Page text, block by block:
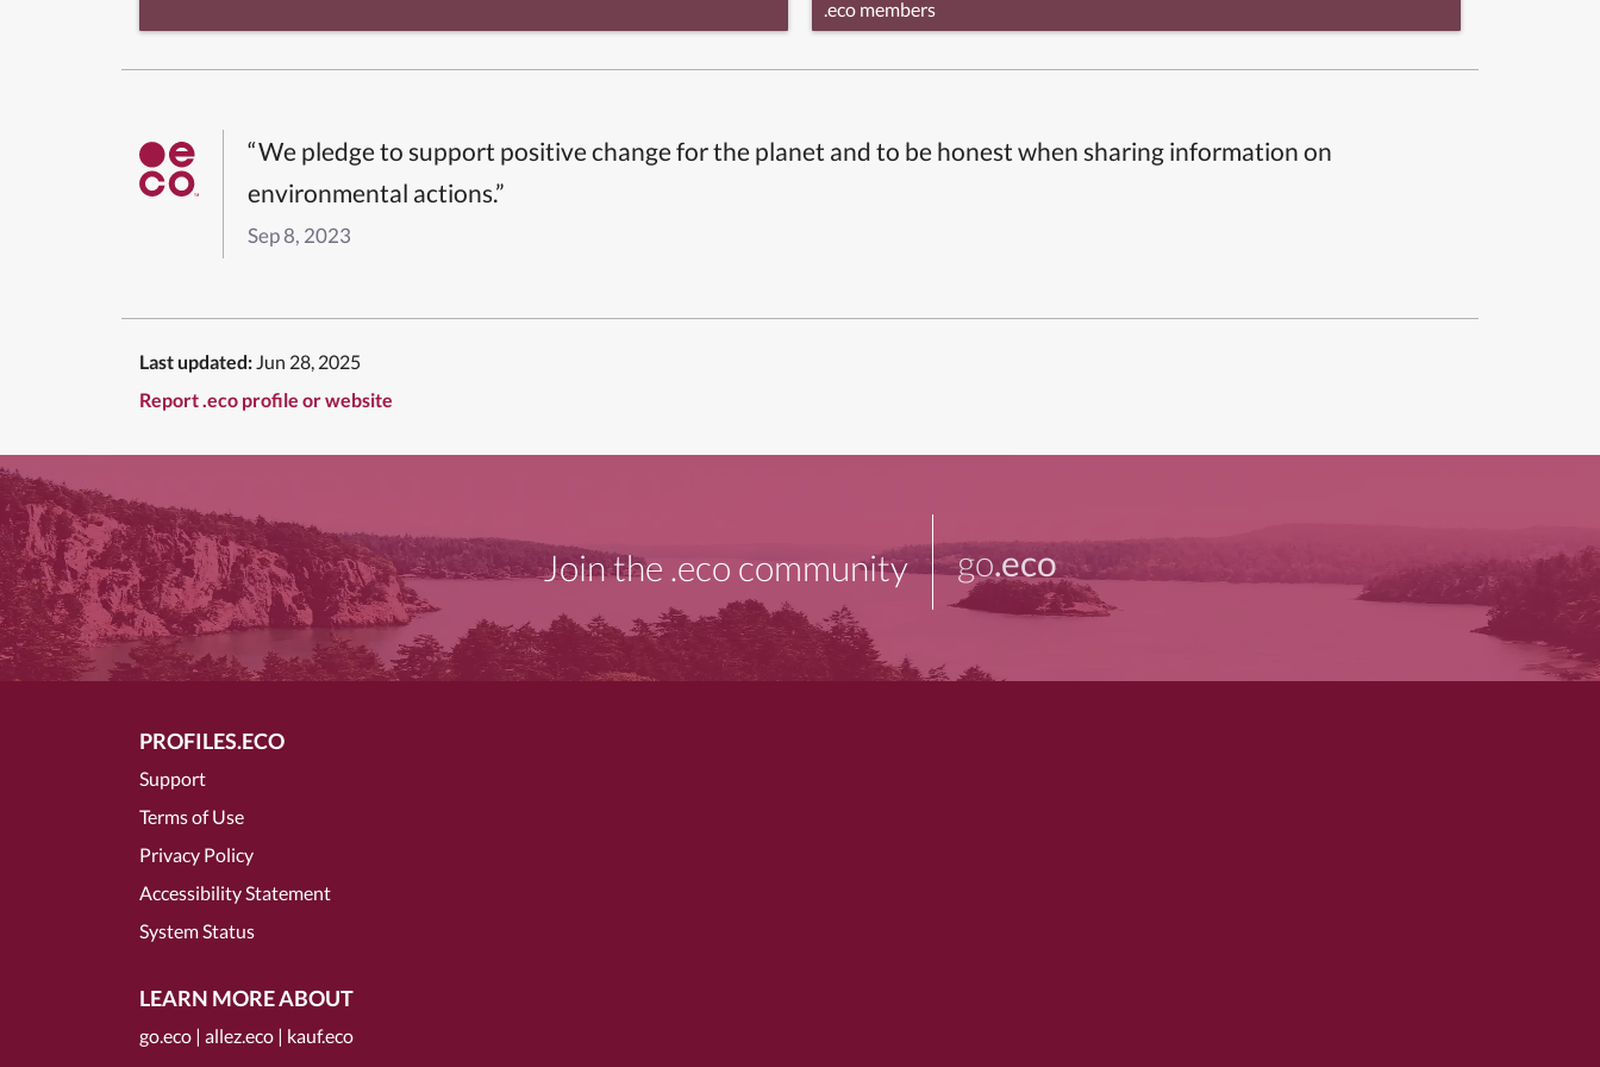
.eco members
“We pledge to support positive change for the planet and to be honest when sharing information on
environmental actions.”
Sep 8, 2023
Last updated: Jun 28, 2025
Report .eco profile or website
Join the .eco community go.eco
PROFILES.ECO
Support
Terms of Use
Privacy Policy
Accessibility Statement
System Status
LEARN MORE ABOUT
go.eco | allez.eco | kauf.eco